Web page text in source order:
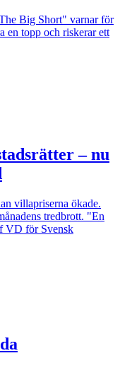
Big Short" varnar för
en topp och riskerar ett
– nu
villapriserna ökade.
tredbrott. "En
VD för Svensk